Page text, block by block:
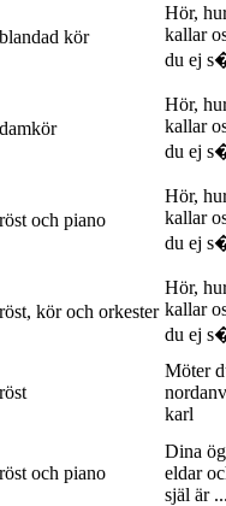
blandad kör
Hör,
kallar
du ej
damkör
Hör,
kallar
du ej
röst och piano
Hör,
kallar
du ej
röst, kör och orkester
Hör,
kallar
du ej
röst
Möter
karl
röst och piano
Dina
eldar
själ är